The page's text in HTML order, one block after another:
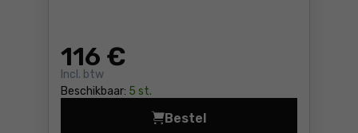
116 €
Incl. btw
Beschikbaar: 5 st.
Bestel
Onderstel UMS Metabo